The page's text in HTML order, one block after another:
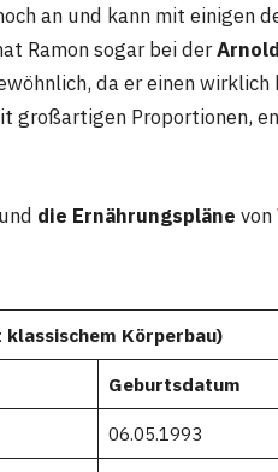
an und kann mit einigen
Ramon sogar bei der
da er einen wirklich
großartigen Proportionen,
und die Ernährungspläne von
Körperbau)
Geburtsdatum
06.05.1993